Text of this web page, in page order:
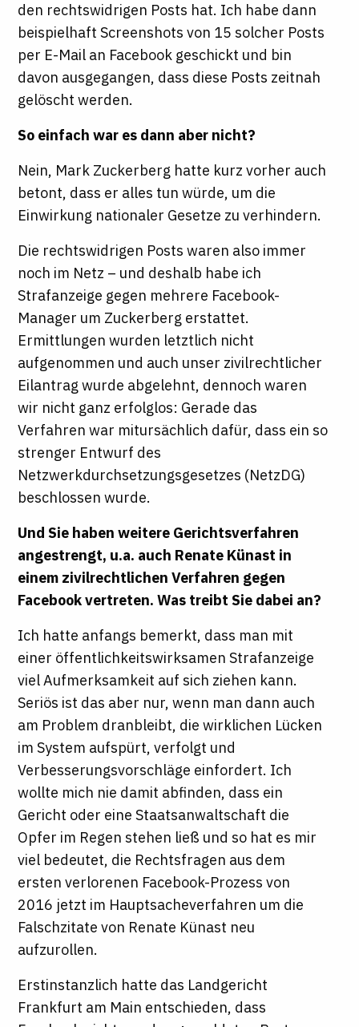
den rechtswidrigen Posts hat. Ich habe dann
beispielhaft Screenshots von 15 solcher Posts
per E-Mail an Facebook geschickt und bin
davon ausgegangen, dass diese Posts zeitnah
gelöscht werden.
So einfach war es dann aber nicht?
Nein, Mark Zuckerberg hatte kurz vorher auch
betont, dass er alles tun würde, um die
Einwirkung nationaler Gesetze zu verhindern.
Die rechtswidrigen Posts waren also immer
noch im Netz – und deshalb habe ich
Strafanzeige gegen mehrere Facebook-
Manager um Zuckerberg erstattet.
Ermittlungen wurden letztlich nicht
aufgenommen und auch unser zivilrechtlicher
Eilantrag wurde abgelehnt, dennoch waren
wir nicht ganz erfolglos: Gerade das
Verfahren war mitursächlich dafür, dass ein so
strenger Entwurf des
Netzwerkdurchsetzungsgesetzes (NetzDG)
beschlossen wurde.
Und Sie haben weitere Gerichtsverfahren
angestrengt, u.a. auch Renate Künast in
einem zivilrechtlichen Verfahren gegen
Facebook vertreten. Was treibt Sie dabei an?
Ich hatte anfangs bemerkt, dass man mit
einer öffentlichkeitswirksamen Strafanzeige
viel Aufmerksamkeit auf sich ziehen kann.
Seriös ist das aber nur, wenn man dann auch
am Problem dranbleibt, die wirklichen Lücken
im System aufspürt, verfolgt und
Verbesserungsvorschläge einfordert. Ich
wollte mich nie damit abfinden, dass ein
Gericht oder eine Staatsanwaltschaft die
Opfer im Regen stehen ließ und so hat es mir
viel bedeutet, die Rechtsfragen aus dem
ersten verlorenen Facebook-Prozess von
2016 jetzt im Hauptsacheverfahren um die
Falschzitate von Renate Künast neu
aufzurollen.
Erstinstanzlich hatte das Landgericht
Frankfurt am Main entschieden, dass